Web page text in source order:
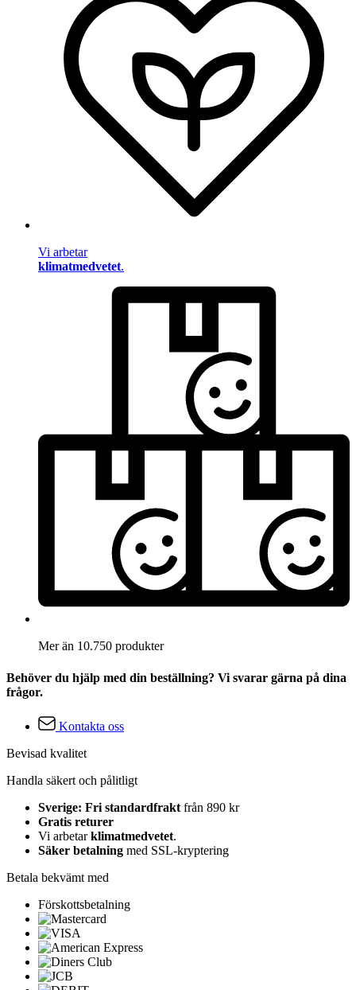
Vi arbetar
klimatmedvetet.
Mer än 10.750 produkter
Behöver du hjälp med din beställning? Vi svarar gärna på dina
frågor.
Kontakta oss
Bevisad kvalitet
Handla säkert och pålitligt
Sverige: Fri standardfrakt från 890 kr
Gratis returer
Vi arbetarklimatmedvetet.
Säker betalning med SSL-kryptering
Betala bekvämt med
Förskottsbetalning